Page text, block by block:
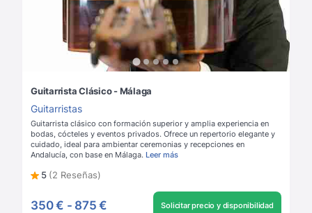
Guitarrista Clásico - Málaga
Guitarristas
Guitarrista clásico con formación superior y amplia experiencia en
bodas, cócteles y eventos privados. Ofrece un repertorio elegante y
cuidado, ideal para ambientar ceremonias y recepciones en
Andalucía, con base en Málaga. Leer más
5 (2 Reseñas)
350 € - 875 € Solicitar precio y disponibilidad